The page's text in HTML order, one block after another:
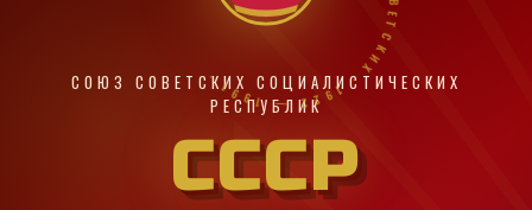
СОЮЗ СОВЕТСКИХ СОЦИАЛИСТИЧЕСКИХ
РЕСПУБЛИК
СССР